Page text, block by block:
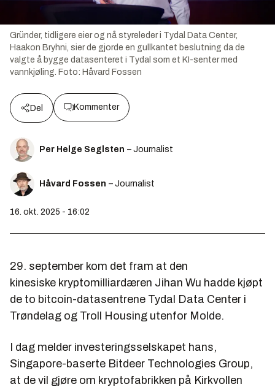
Gründer, tidligere eier og nå styreleder i Tydal Data Center,
Haakon Bryhni, sier de gjorde en gullkantet beslutning da de
valgte å bygge datasenteret i Tydal som et KI-senter med
vannkjøling. Foto: Håvard Fossen
Del Kommenter
Per Helge Seglsten – Journalist
Håvard Fossen – Journalist
16. okt. 2025 - 16:02
29. september kom det fram at den
kinesiske kryptomilliardæren Jihan Wu hadde kjøpt
de to bitcoin-datasentrene Tydal Data Center i
Trøndelag og Troll Housing utenfor Molde.
I dag melder investeringsselskapet hans,
Singapore-baserte Bitdeer Technologies Group,
at de vil gjøre om kryptofabrikken på Kirkvollen